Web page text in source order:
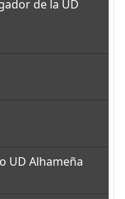
de la UD
UD Alhameña